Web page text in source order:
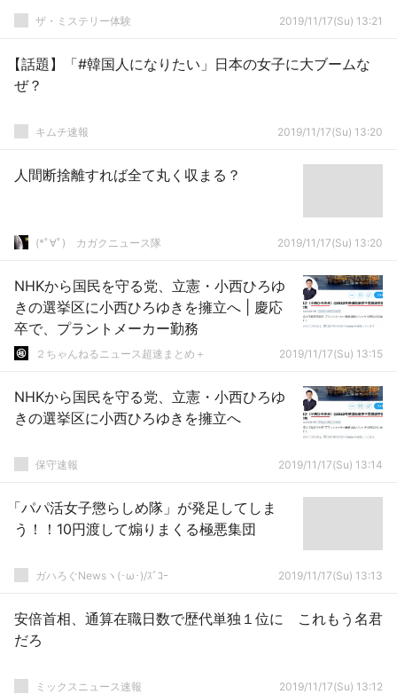
ザ・ミステリー体験 2019/11/17(Su) 13:21
【話題】「#韓国人になりたい」日本の女子に大ブームな
ぜ？
キムチ速報 2019/11/17(Su) 13:20
人間断捨離すれば全て丸く収まる？
(*ﾟ∀ﾟ)ゞカガクニュース隊 2019/11/17(Su) 13:20
NHKから国民を守る党、立憲・小西ひろゆ
きの選挙区に小西ひろゆきを擁立へ | 慶応
卒で、プラントメーカー勤務
２ちゃんねるニュース超速まとめ＋ 2019/11/17(Su) 13:15
NHKから国民を守る党、立憲・小西ひろゆ
きの選挙区に小西ひろゆきを擁立へ
保守速報 2019/11/17(Su) 13:14
「パパ活女子懲らしめ隊」が発足してしま
う！！10円渡して煽りまくる極悪集団
ガハろぐNewsヽ(･ω･)/ｽﾞｺｰ 2019/11/17(Su) 13:13
安倍首相、通算在職日数で歴代単独１位に これもう名君
だろ
ミックスニュース速報 2019/11/17(Su) 13:12